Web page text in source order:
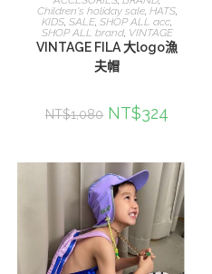
Children's holiday sale, HATS,
KIDS,SALE,SHOP ALL acc,
SHOP ALL brand, VINTAGE
VINTAGE FILA 大logo漁
夫帽
NT$1,080 NT$324